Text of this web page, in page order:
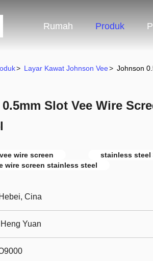
Rumah Produk
> Layar Kawat Johnson Vee> Johnson
Slot Vee Wire
wire screen
stainless steel
wire screen stainless steel
Hebei, Cina
Heng Yuan